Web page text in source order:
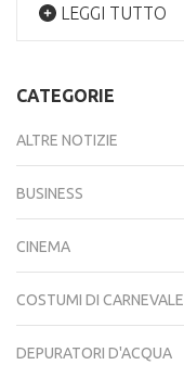
LEGGI TUTTO
CATEGORIE
ALTRE NOTIZIE
BUSINESS
CINEMA
COSTUMI DI CARNEVALE
DEPURATORI D'ACQUA